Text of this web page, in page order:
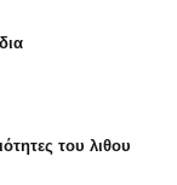
του λιθου